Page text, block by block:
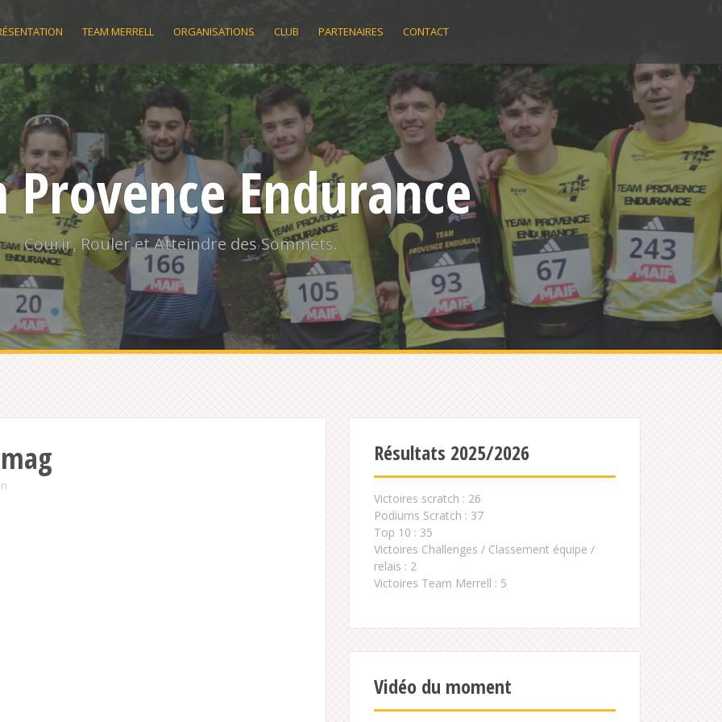
TEAM MERRELL ORGANISATIONS CLUB PARTENAIRES CONTACT
Provence Endurance
Courir, Rouler et Atteindre des Sommets.
Résultats 2025/2026
Victoires scratch : 26
Podiums Scratch : 37
Top 10 : 35
Victoires Challenges / Classement équipe /
relais : 2
Victoires Team Merrell : 5
Vidéo du moment